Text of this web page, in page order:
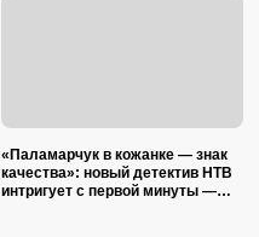
«Паламарчук в кожанке — знак
качества»: новый детектив НТВ
интригует с первой минуты —